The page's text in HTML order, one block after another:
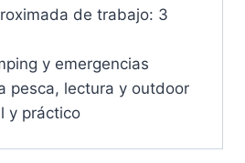
de trabajo: 3
y emergencias
pesca, lectura y outdoor
y práctico